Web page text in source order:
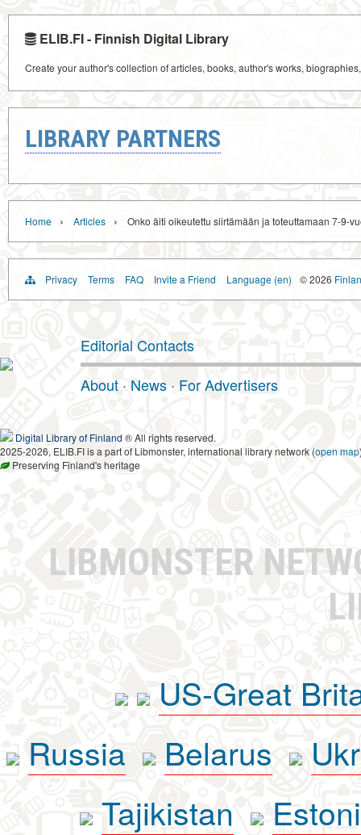
ELIB.FI - Finnish Digital Library
Create your author's collection of articles, books, author's works,
LIBRARY PARTNERS
Home › Articles › Onko äiti oikeutettu siirtämään ja toteuttamaan 7-9-
Privacy Terms FAQ Invite a Friend Language (en) © 2026
Editorial Contacts
About · News · For Advertisers
Digital Library of Finland ® All rights reserved.
2025-2026, ELIB.FI is a part of Libmonster, international library network (open map
Preserving Finland's heritage
LIBMONSTER
US-Great
Russia
Belarus
Tajikistan